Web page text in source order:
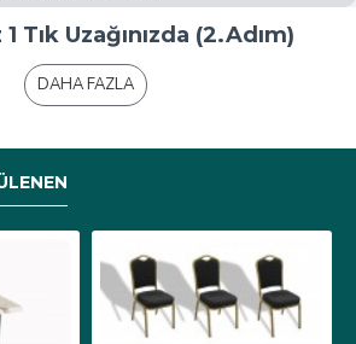
Tık Uzağınızda (1.Adım)
DAHA FAZLA